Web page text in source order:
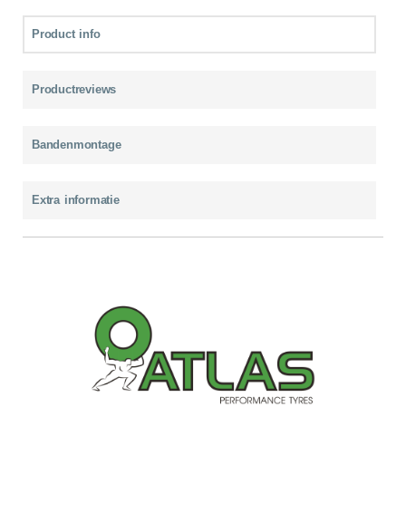
Product info
Productreviews
Bandenmontage
Extra informatie